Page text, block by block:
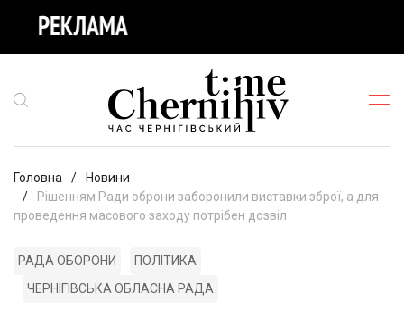
Головна
Новини
Рішенням Ради оброни заборонили виставки зброї, а для
проведення масового заходу потрібен дозвіл
РАДА ОБОРОНИ
ПОЛІТИКА
ЧЕРНІГІВСЬКА ОБЛАСНА РАДА